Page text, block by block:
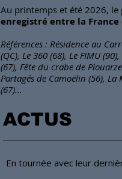
Au printemps et été 2026, le
enregistré entre la France
Références : Résidence au
(QC), Le 360 (68), Le FIMU
(67), Fête du crabe de
Partagés de Camoëlin (56),
(67)...
ACTUS
En tournée avec leur